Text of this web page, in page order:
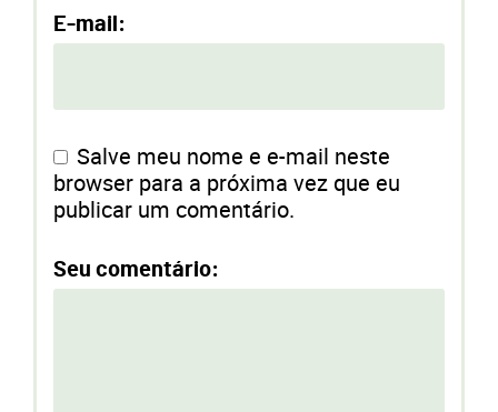
E-mail:
Salve meu nome e e-mail neste
browser para a próxima vez que eu
publicar um comentário.
Seu comentário: